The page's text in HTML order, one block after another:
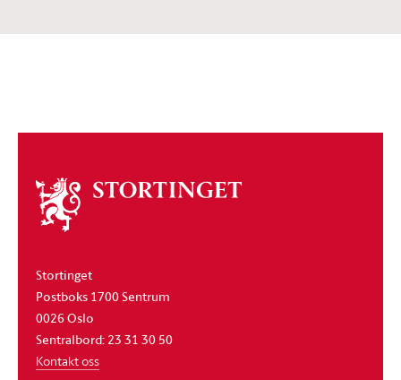
Om
stortinget
Stortinget
Postboks 1700 Sentrum
0026 Oslo
Sentralbord: 23 31 30 50
Kontakt oss